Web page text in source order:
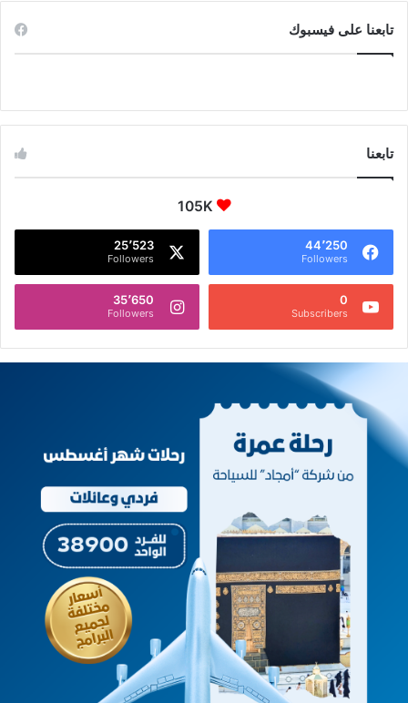
تابعنا على فيسبوك
تابعنا
105K
44٬250
Followers
25٬523
Followers
0
Subscribers
35٬650
Followers